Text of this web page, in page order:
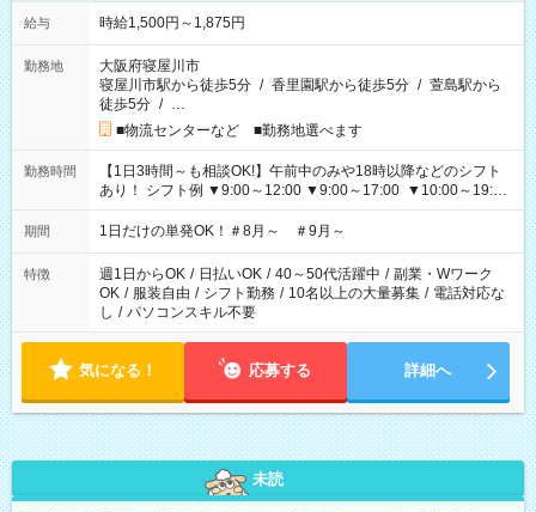
給与 時給1,500円～1,875円
勤務地
大阪府寝屋川市
寝屋川市駅から徒歩5分 / 香里園駅から徒歩5分 / 萱島駅から
徒歩5分 / …
■物流センターなど ■勤務地選べます
勤務時間
【1日3時間～も相談OK!】午前中のみや18時以降などのシフト
あり！ シフト例 ▼9:00～12:00 ▼9:00～17:00 ▼10:00～19:00
▼18:00～21:00
期間 1日だけの単発OK！＃8月～ ＃9月～
特徴 週1日からOK / 日払いOK / 40～50代活躍中 / 副業・Wワーク
OK / 服装自由 / シフト勤務 / 10名以上の大量募集 / 電話対応な
し / パソコンスキル不要
気になる！ 応募する 詳細へ
未読